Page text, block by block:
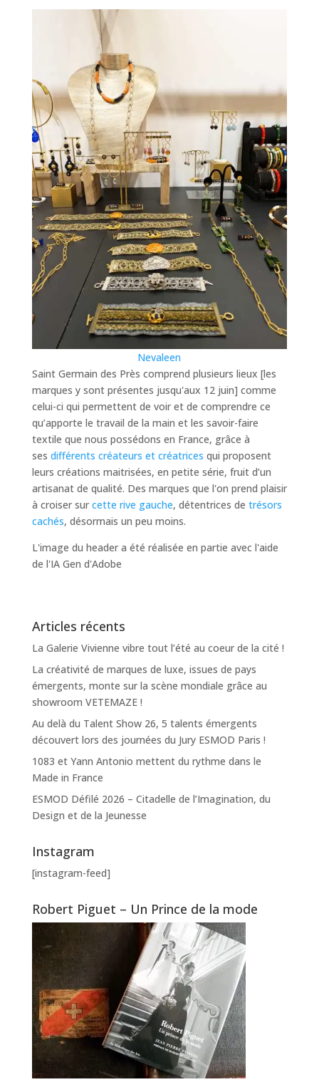
Nevaleen
Saint Germain des Près comprend plusieurs lieux [les
marques y sont présentes jusqu'aux 12 juin] comme
celui-ci qui permettent de voir et de comprendre ce
qu’apporte le travail de la main et les savoir-faire
textile que nous possédons en France, grâce à
ses différents créateurs et créatrices qui proposent
leurs créations maitrisées, en petite série, fruit d’un
artisanat de qualité. Des marques que l'on prend plaisir
à croiser sur cette rive gauche, détentrices de trésors
cachés, désormais un peu moins.
L'image du header a été réalisée en partie avec l'aide
de l'IA Gen d'Adobe
Articles récents
La Galerie Vivienne vibre tout l’été au coeur de la cité !
La créativité de marques de luxe, issues de pays
émergents, monte sur la scène mondiale grâce au
showroom VETEMAZE !
Au delà du Talent Show 26, 5 talents émergents
découvert lors des journées du Jury ESMOD Paris !
1083 et Yann Antonio mettent du rythme dans le
Made in France
ESMOD Défilé 2026 – Citadelle de l’Imagination, du
Design et de la Jeunesse
Instagram
[instagram-feed]
Robert Piguet – Un Prince de la mode